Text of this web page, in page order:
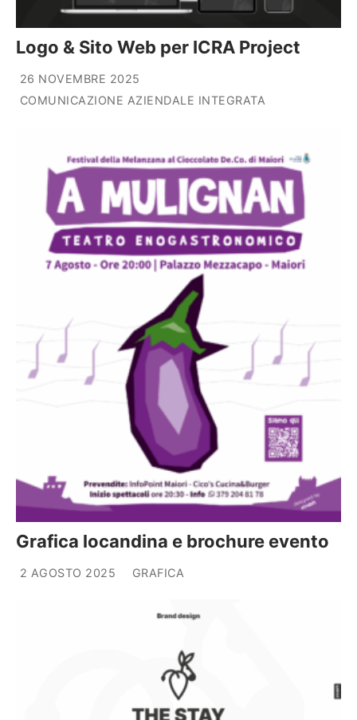
Logo & Sito Web per ICRA Project
26 NOVEMBRE 2025
COMUNICAZIONE AZIENDALE INTEGRATA
Grafica locandina e brochure evento
2 AGOSTO 2025 GRAFICA